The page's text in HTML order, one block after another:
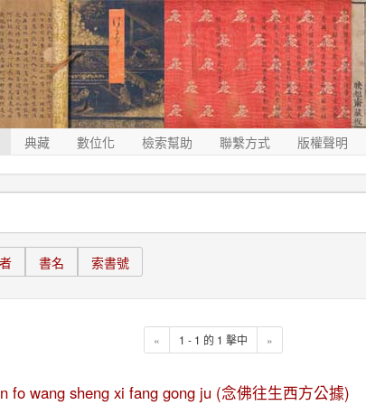
典藏 數位化 檢索幫助 聯繫方式 版權聲明
書名 索書號
« 1 - 1 的 1 擊中 »
fo wang sheng xi fang gong ju (念佛往生西方公據)